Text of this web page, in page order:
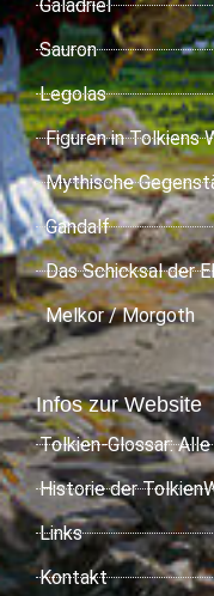
Galadriel
Sauron
Legolas
Figuren in Tolkiens
Mythische
Gandalf
Das Schicksal der
Melkor / Morgoth
Infos zur Website
Tolkien-Glossar:
Historie der
Links
Kontakt